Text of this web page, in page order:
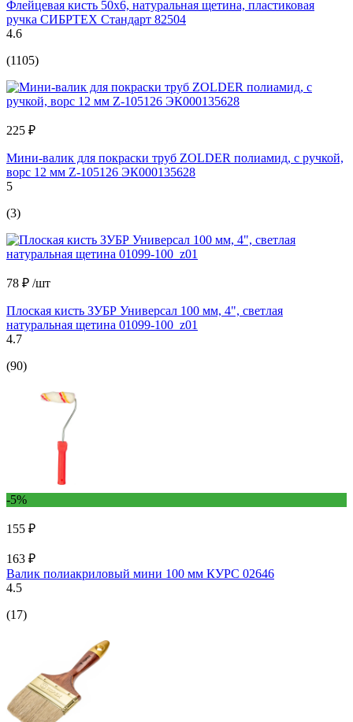
Флейцевая кисть 50х6, натуральная щетина, пластиковая
ручка СИБРТЕХ Стандарт 82504
4.6
(1105)
225 ₽
Мини-валик для покраски труб ZOLDER полиамид, с ручкой,
ворс 12 мм Z-105126 ЭК000135628
5
(3)
78 ₽ /шт
Плоская кисть ЗУБР Универсал 100 мм, 4", светлая
натуральная щетина 01099-100_z01
4.7
(90)
-5%
155 ₽
163 ₽
Валик полиакриловый мини 100 мм КУРС 02646
4.5
(17)